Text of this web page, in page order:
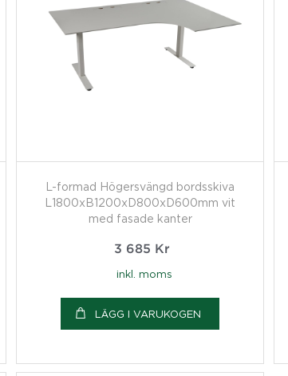
L-formad Högersvängd bordsskiva
L1800xB1200xD800xD600mm vit
med fasade kanter
3 685 Kr
inkl. moms
LÄGG I VARUKOGEN